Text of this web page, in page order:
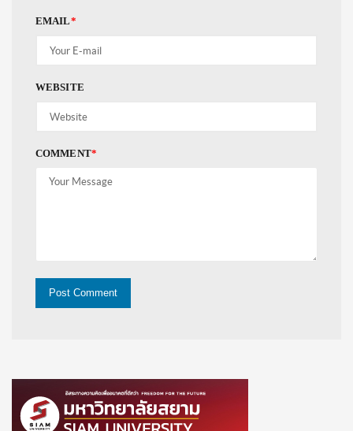
EMAIL*
WEBSITE
COMMENT*